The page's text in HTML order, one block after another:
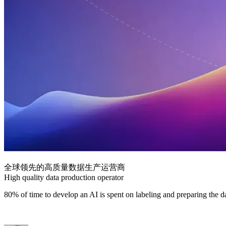
全球领先的高质量数据生产运营商
High quality data production operator
80% of time to develop an AI is spent on labeling and preparing the